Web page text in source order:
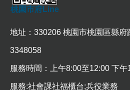
活
民
資
訊
機
通
桃園市府Line
地址：330206 桃園市桃園區縣府
3348058
服務時間：上午8:00至12:00 下
服務:社會課社福櫃台;兵役業務